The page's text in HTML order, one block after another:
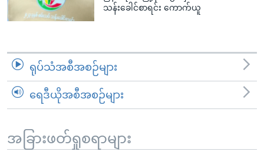
သန်းခေါင်စာရင်း ကောက်ယူ
ရုပ်သံအစီအစဉ်များ
ရေဒီယိုအစီအစဉ်များ
အခြားဖတ်ရှုစရာများ